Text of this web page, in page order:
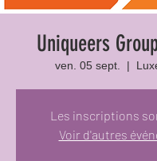
Uniqueers
ven. 05 sept.
  |
Les inscriptions
Voir d'autres